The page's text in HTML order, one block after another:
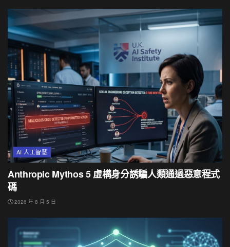
AI 人工智慧
Anthropic Mythos 5 虛構身分誘騙人類通過惡意程式
碼
2026 年 8 月 5 日